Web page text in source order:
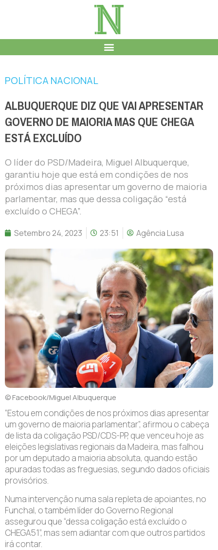
POLÍTICA NACIONAL
ALBUQUERQUE DIZ QUE VAI APRESENTAR
GOVERNO DE MAIORIA MAS QUE CHEGA
ESTÁ EXCLUÍDO
O líder do PSD/Madeira, Miguel Albuquerque,
garantiu hoje que está em condições de nos
próximos dias apresentar um governo de maioria
parlamentar, mas que dessa coligação “está
excluído o CHEGA”.
Setembro 24, 2023 23:51 Agência Lusa
© Facebook/Miguel Albuquerque
“Estou em condições de nos próximos dias apresentar
um governo de maioria parlamentar”, afirmou o cabeça
de lista da coligação PSD/CDS-PP, que venceu hoje as
eleições legislativas regionais da Madeira, mas falhou
por um deputado a maioria absoluta, quando estão
apuradas todas as freguesias, segundo dados oficiais
provisórios.
Numa intervenção numa sala repleta de apoiantes, no
Funchal, o também líder do Governo Regional
assegurou que “dessa coligação está excluído o
CHEGA51”, mas sem adiantar com que outros partidos
irá contar.